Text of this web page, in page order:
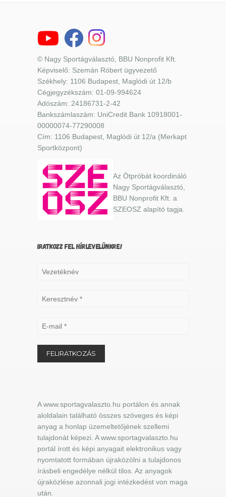
© Nagy Sportágválasztó, BBU Nonprofit Kft.
Képviselő: Szemán Róbert ügyvezető
Székhely: 1106 Budapest, Maglódi út 12/b
Cégjegyzékszám: 01-09-994624
Adószám: 24186731-2-42
Bankszámlaszám: UniCredit Bank 10918001-
00000074-77290008
Cím: 1106 Budapest, Maglódi út 12/a (Merkapt
Sportközpont)
Az Ötpróbát koordináló
Nagy Sportágválasztó,
BBU Nonprofit Kft. a
SZEOSZ alapító tagja.
IRATKOZZ FEL HÍRLEVELÜNKRE!
A www.sportagvalaszto.hu portálon és annak
aloldalain található összes szöveges és képi
anyag a honlap üzemeltetőjének szellemi
tulajdonát képezi. A www.sportagvalaszto.hu
portál írott és képi anyagait elektronikus vagy
nyomtatott formában újraközölni a tulajdonos
írásbeli engedélye nélkül tilos. Az anyagok
újraközlése azonnali jogi intézkedést von maga
után.